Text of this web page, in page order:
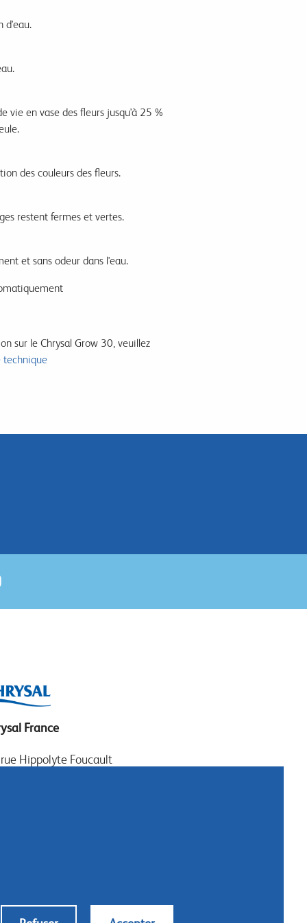
d'eau.
vie en vase des fleurs jusqu'à 25 %
des couleurs des fleurs.
restent fermes et vertes.
et sans odeur dans l'eau.
sur le Chrysal Grow 30, veuillez
technique
France
Hippolyte Foucault